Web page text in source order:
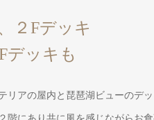
２Fデッキ
デッキも
リアの屋内と琵琶湖ビューのデ
階にあり共に風を感じながらお